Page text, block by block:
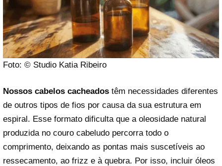
Foto: © Studio Katia Ribeiro
Nossos cabelos cacheados têm necessidades diferentes
de outros tipos de fios por causa da sua estrutura em
espiral. Esse formato dificulta que a oleosidade natural
produzida no couro cabeludo percorra todo o
comprimento, deixando as pontas mais suscetíveis ao
ressecamento, ao frizz e à quebra. Por isso, incluir óleos